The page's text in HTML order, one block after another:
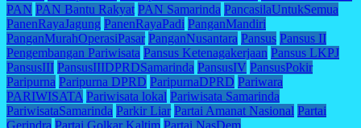
PAN PAN Bantu Rakyat PAN Samarinda PancasilaUntukSemua
PanenRayaJagung PanenRayaPadi PanganMandiri
PanganMurahOperasiPasar PanganNusantara Pansus Pansus II
Pengembangan Pariwisata Pansus Ketenagakerjaan Pansus LKPJ
PansusIII PansusIIIDPRDSamarinda PansusIV PansusPokir
Paripurna Paripurna DPRD ParipurnaDPRD Pariwara
PARIWISATA Pariwisata lokal Pariwisata Samarinda
PariwisataSamarinda Parkir Liar Partai Amanat Nasional Partai
Gerindra Partai Golkar Kaltim Partai NasDem